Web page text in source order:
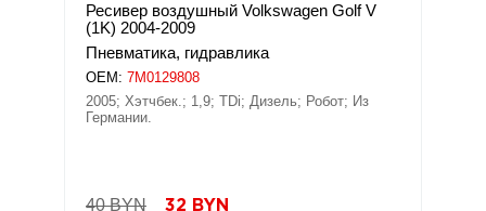
Ресивер воздушный Volkswagen Golf V
(1K) 2004-2009
Пневматика, гидравлика
OEM: 7M0129808
2005; Хэтчбек.; 1,9; TDi; Дизель; Робот; Из
Германии.
40 BYN 32 BYN